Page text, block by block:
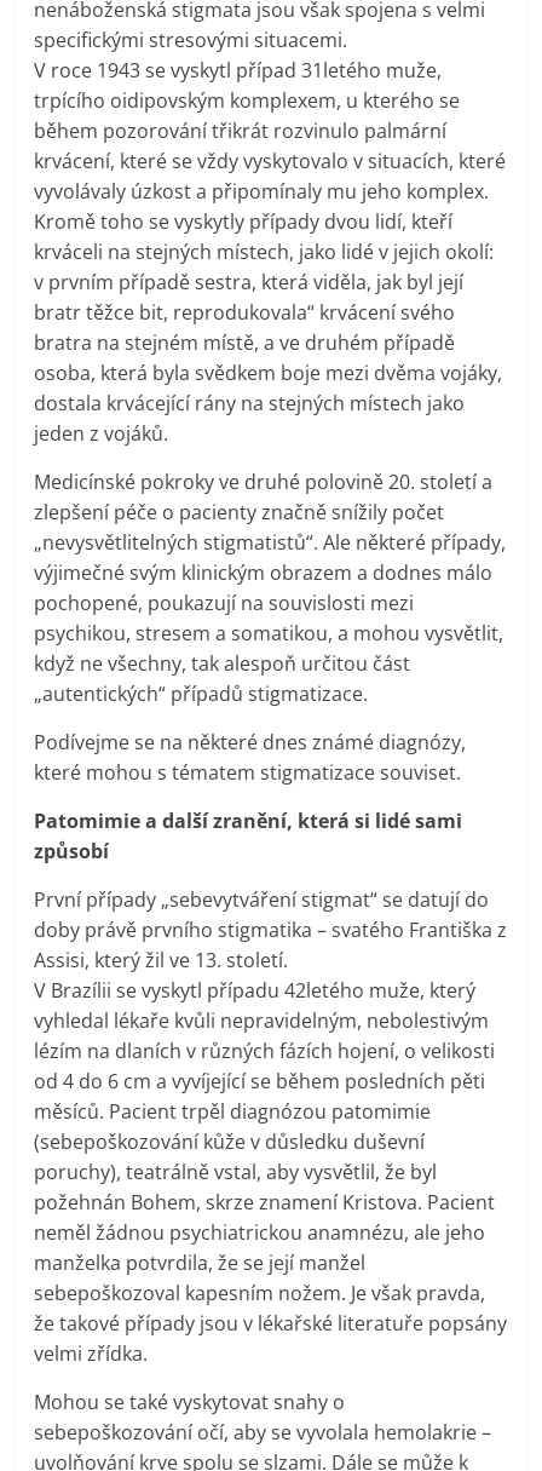
nenáboženská stigmata jsou však spojena s velmi
specifickými stresovými situacemi.
V roce 1943 se vyskytl případ 31letého muže,
trpícího oidipovským komplexem, u kterého se
během pozorování třikrát rozvinulo palmární
krvácení, které se vždy vyskytovalo v situacích, které
vyvolávaly úzkost a připomínaly mu jeho komplex.
Kromě toho se vyskytly případy dvou lidí, kteří
krváceli na stejných místech, jako lidé v jejich okolí:
v prvním případě sestra, která viděla, jak byl její
bratr těžce bit, reprodukovala“ krvácení svého
bratra na stejném místě, a ve druhém případě
osoba, která byla svědkem boje mezi dvěma vojáky,
dostala krvácející rány na stejných místech jako
jeden z vojáků.
Medicínské pokroky ve druhé polovině 20. století a
zlepšení péče o pacienty značně snížily počet
„nevysvětlitelných stigmatistů“. Ale některé případy,
výjimečné svým klinickým obrazem a dodnes málo
pochopené, poukazují na souvislosti mezi
psychikou, stresem a somatikou, a mohou vysvětlit,
když ne všechny, tak alespoň určitou část
„autentických“ případů stigmatizace.
Podívejme se na některé dnes známé diagnózy,
které mohou s tématem stigmatizace souviset.
Patomimie a další zranění, která si lidé sami
způsobí
První případy „sebevytváření stigmat“ se datují do
doby právě prvního stigmatika – svatého Františka z
Assisi, který žil ve 13. století.
V Brazílii se vyskytl případu 42letého muže, který
vyhledal lékaře kvůli nepravidelným, nebolestivým
lézím na dlaních v různých fázích hojení, o velikosti
od 4 do 6 cm a vyvíjející se během posledních pěti
měsíců. Pacient trpěl diagnózou patomimie
(sebepoškozování kůže v důsledku duševní
poruchy), teatrálně vstal, aby vysvětlil, že byl
požehnán Bohem, skrze znamení Kristova. Pacient
neměl žádnou psychiatrickou anamnézu, ale jeho
manželka potvrdila, že se její manžel
sebepoškozoval kapesním nožem. Je však pravda,
že takové případy jsou v lékařské literatuře popsány
velmi zřídka.
Mohou se také vyskytovat snahy o
sebepoškozování očí, aby se vyvolala hemolakrie –
uvolňování krve spolu se slzami. Dále se může k